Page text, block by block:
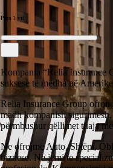
Para 1 vit
Kompania “Relia Insurance
suksese të mëdha në
Relia Insurance Group ofron
madh kompanish
përmbushur qëllimet tuaja
Ne ofrojmë Auto, Shtëpi,
biznese. Ne jemi te